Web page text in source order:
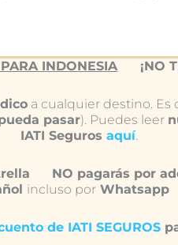
INDONESIA ¡NO
a cualquier destino. Es
pasar). Puedes leer
IATI Seguros aquí.
NO pagarás por
incluso porWhatsapp
de IATI SEGUROS